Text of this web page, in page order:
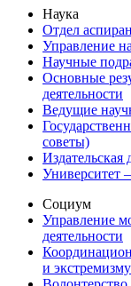
Наука
Отдел
Управление
Научные
Основные
деятельности
Ведущие
советы)
Издательская
Университет
Социум
Управление
деятельности
и экстремизму